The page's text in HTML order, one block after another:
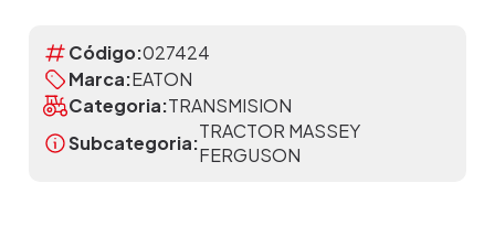
Código:027424
Marca:EATON
Categoria:TRANSMISION
Subcategoria:
TRACTOR MASSEY
FERGUSON